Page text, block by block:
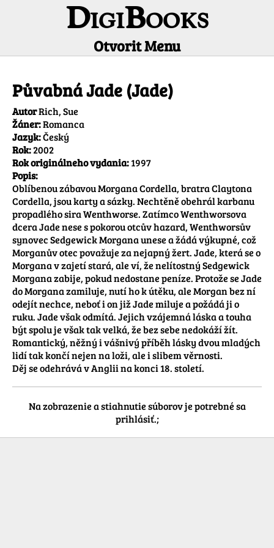
DigiBooks
Otvorit Menu
Půvabná Jade (Jade)
AutorRich, Sue
Žáner:Romanca
Jazyk:Český
Rok:2002
Rok originálneho vydania:1997
Popis:
Oblíbenou zábavou Morgana Cordella, bratra Claytona
Cordella, jsou karty a sázky. Nechtěně obehrál karbanu
propadlého sira Wenthworse. Zatímco Wenthworsova
dcera Jade nese s pokorou otcův hazard, Wenthworsův
synovec Sedgewick Morgana unese a žádá výkupné, což
Morganův otec považuje za nejapný žert. Jade, která se o
Morgana v zajetí stará, ale ví, že nelítostný Sedgewick
Morgana zabije, pokud nedostane peníze. Protože se Jade
do Morgana zamiluje, nutí ho k útěku, ale Morgan bez ní
odejít nechce, neboť i on již Jade miluje a požádá ji o
ruku. Jade však odmítá. Jejich vzájemná láska a touha
být spolu je však tak velká, že bez sebe nedokáží žít.
Romantický, něžný i vášnivý příběh lásky dvou mladých
lidí tak končí nejen na loži, ale i slibem věrnosti.
Děj se odehrává v Anglii na konci 18. století.
Na zobrazenie a stiahnutie súborov je potrebné sa
prihlásiť.;